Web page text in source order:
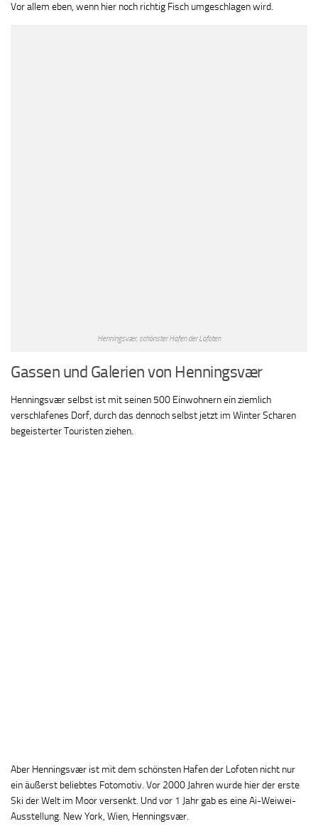
Vor allem eben, wenn hier noch richtig Fisch umgeschlagen wird.
Henningsvær, schönster Hafen der Lofoten
Gassen und Galerien von Henningsvær
Henningsvær selbst ist mit seinen 500 Einwohnern ein ziemlich
verschlafenes Dorf, durch das dennoch selbst jetzt im Winter Scharen
begeisterter Touristen ziehen.
Aber Henningsvær ist mit dem schönsten Hafen der Lofoten nicht nur
ein äußerst beliebtes Fotomotiv. Vor 2000 Jahren wurde hier der erste
Ski der Welt im Moor versenkt. Und vor 1 Jahr gab es eine Ai-Weiwei-
Ausstellung. New York, Wien, Henningsvær.